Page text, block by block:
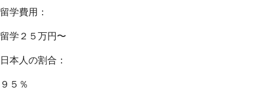
留学費用：
留学２５万円〜
日本人の割合：
９５％